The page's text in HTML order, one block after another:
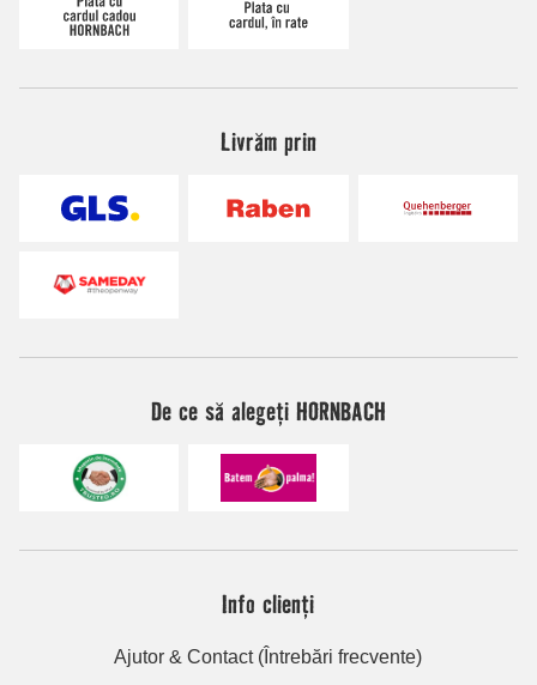
Livrăm prin
De ce să alegeți HORNBACH
Info clienți
Ajutor & Contact (Întrebări frecvente)